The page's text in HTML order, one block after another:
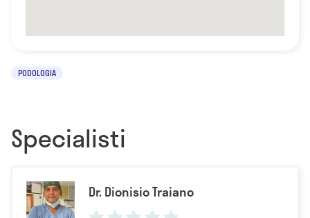
PODOLOGIA
Specialisti
Dr. Dionisio Traiano